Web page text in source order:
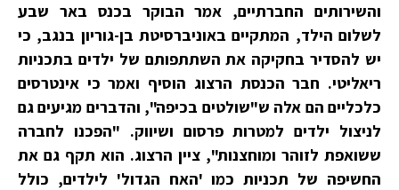
והשירותים החברתיים, אמר הבוקר בכנס באר שבע
לשלום הילד, המתקיים באוניברסיטת בן-גוריון בנגב, כי
יש להסדיר בחקיקה את השתתפותם של ילדים בתכניות
ריאליטי. חבר הכנסת הרצוג הוסיף ואמר כי אינטרסים
כלכליים הם אלה ש"שולטים בכיפה", והדברים מגיעים גם
לניצול ילדים למטרות פרסום ושיווק. "הפכנו לחברה
ששואפת לזוהר ומוחצנות", ציין הרצוג. הוא תקף גם את
החשיפה של תכניות כמו 'האח הגדול' לילדים, כולל